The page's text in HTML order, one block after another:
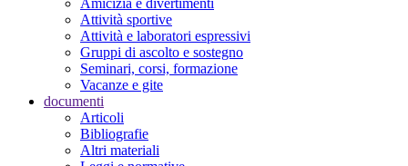
Amicizia e divertimenti
Attività sportive
Attività e laboratori espressivi
Gruppi di ascolto e sostegno
Seminari, corsi, formazione
Vacanze e gite
documenti
Articoli
Bibliografie
Altri materiali